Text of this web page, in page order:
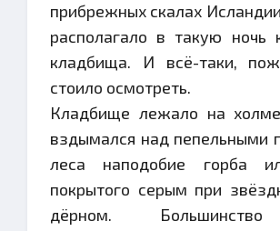
прибрежных скалах
располагало в такую ночь
кладбища. И всё-таки,
стоило осмотреть.
Кладбище лежало на
вздымался над пепельными
леса наподобие горба
покрытого серым при
дёрном.